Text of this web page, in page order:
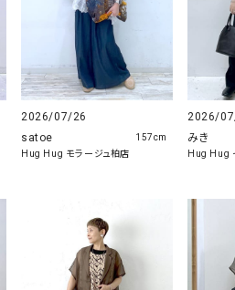
2026/07/26
satoe
Hug Hug モラージュ柏店
157cm
2026/
みき
Hug Hug